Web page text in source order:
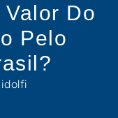
Do
Pelo